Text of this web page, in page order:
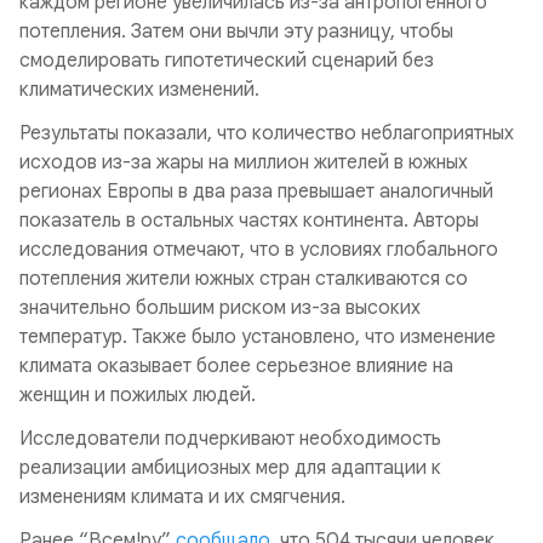
потепления. Затем они вычли эту разницу, чтобы
смоделировать гипотетический сценарий без
климатических изменений.
Результаты показали, что количество неблагоприятных
исходов из-за жары на миллион жителей в южных
регионах Европы в два раза превышает аналогичный
показатель в остальных частях континента. Авторы
исследования отмечают, что в условиях глобального
потепления жители южных стран сталкиваются со
значительно большим риском из-за высоких
температур. Также было установлено, что изменение
климата оказывает более серьезное влияние на
женщин и пожилых людей.
Исследователи подчеркивают необходимость
реализации амбициозных мер для адаптации к
изменениям климата и их смягчения.